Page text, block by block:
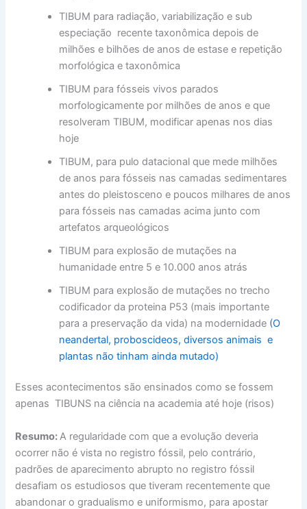
TIBUM para radiação, variabilização e sub
especiação recente taxonômica depois de
milhões e bilhões de anos de estase e repetição
morfológica e taxonômica
TIBUM para fósseis vivos parados
morfologicamente por milhões de anos e que
resolveram TIBUM, modificar apenas nos dias
hoje
TIBUM, para pulo datacional que mede milhões
de anos para fósseis nas camadas sedimentares
antes do pleistosceno e poucos milhares de anos
para fósseis nas camadas acima junto com
artefatos arqueológicos
TIBUM para explosão de mutações na
humanidade entre 5 e 10.000 anos atrás
TIBUM para explosão de mutações no trecho
codificador da proteina P53 (mais importante
para a preservação da vida) na modernidade (O
neandertal, proboscideos, diversos animais e
plantas não tinham ainda mutado)
Esses acontecimentos são ensinados como se fossem
apenas TIBUNS na ciência na academia até hoje (risos)
Resumo:A regularidade com que a evolução deveria
ocorrer não é vista no registro fóssil, pelo contrário,
padrões de aparecimento abrupto no registro fóssil
desafiam os estudiosos que tiveram recentemente que
abandonar o gradualismo e uniformismo, para apostar